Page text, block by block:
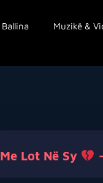
Ballina Muzikë &
Me Lot Në Sy